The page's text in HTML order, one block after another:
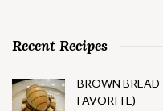
Recent Recipes
BROWN
FAVORITE)